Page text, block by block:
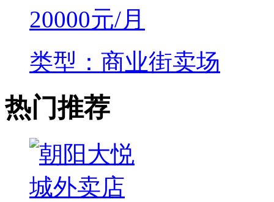
20000元/月
类型：商业街卖场
热门推荐